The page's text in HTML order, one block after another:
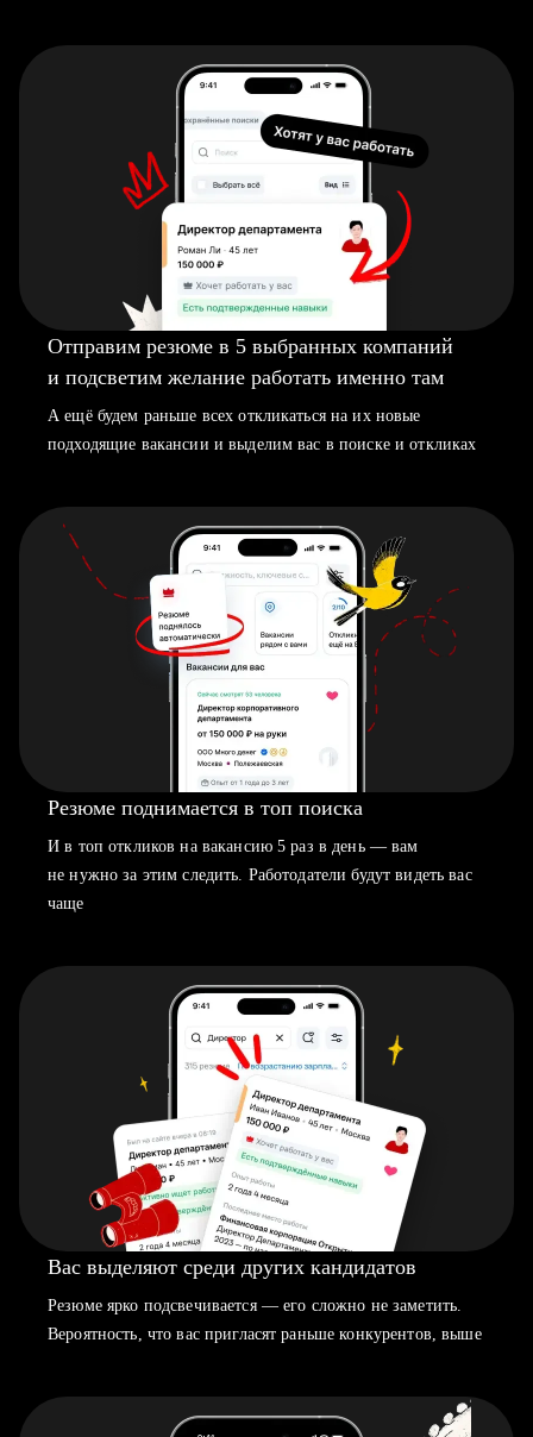
Отправим резюме в 5 выбранных компаний
и подсветим желание работать именно там
А ещё будем раньше всех откликаться на их новые
подходящие вакансии и выделим вас в поиске и откликах
Резюме поднимается в топ поиска
И в топ откликов на вакансию 5 раз в день — вам
не нужно за этим следить. Работодатели будут видеть вас
чаще
Вас выделяют среди других кандидатов
Резюме ярко подсвечивается — его сложно не заметить.
Вероятность, что вас пригласят раньше конкурентов, выше